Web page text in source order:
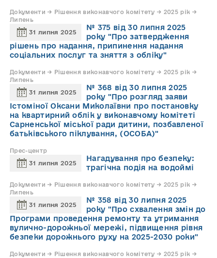
Документи → Рішення виконавчого комітету → 2025 рік →
Липень
31 липня 2025
№ 375 від 30 липня 2025
року "Про затвердження
рішень про надання, припинення надання
соціальних послуг та зняття з обліку"
Документи → Рішення виконавчого комітету → 2025 рік →
Липень
31 липня 2025
№ 368 від 30 липня 2025
року "Про розгляд заяви
Істоміної Оксани Миколаївни про постановку
на квартирний облік у виконавчому комітеті
Сарненської міської ради дитини, позбавленої
батьківського піклування, (ОСОБА)"
Прес-центр
31 липня 2025
Нагадування про безпеку:
трагічна подія на водоймі
Документи → Рішення виконавчого комітету → 2025 рік →
Липень
31 липня 2025
№ 358 від 30 липня 2025
року "Про схвалення змін до
Програми проведення ремонту та утримання
вулично-дорожньої мережі, підвищення рівня
безпеки дорожнього руху на 2025-2030 роки"
Документи → Рішення виконавчого комітету → 2025 рік →